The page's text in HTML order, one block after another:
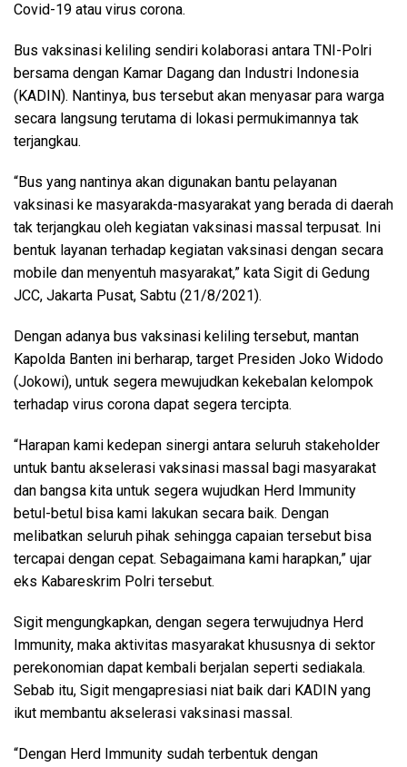
Covid-19 atau virus corona.
Bus vaksinasi keliling sendiri kolaborasi antara TNI-Polri
bersama dengan Kamar Dagang dan Industri Indonesia
(KADIN). Nantinya, bus tersebut akan menyasar para warga
secara langsung terutama di lokasi permukimannya tak
terjangkau.
“Bus yang nantinya akan digunakan bantu pelayanan
vaksinasi ke masyarakda-masyarakat yang berada di daerah
tak terjangkau oleh kegiatan vaksinasi massal terpusat. Ini
bentuk layanan terhadap kegiatan vaksinasi dengan secara
mobile dan menyentuh masyarakat,” kata Sigit di Gedung
JCC, Jakarta Pusat, Sabtu (21/8/2021).
Dengan adanya bus vaksinasi keliling tersebut, mantan
Kapolda Banten ini berharap, target Presiden Joko Widodo
(Jokowi), untuk segera mewujudkan kekebalan kelompok
terhadap virus corona dapat segera tercipta.
“Harapan kami kedepan sinergi antara seluruh stakeholder
untuk bantu akselerasi vaksinasi massal bagi masyarakat
dan bangsa kita untuk segera wujudkan Herd Immunity
betul-betul bisa kami lakukan secara baik. Dengan
melibatkan seluruh pihak sehingga capaian tersebut bisa
tercapai dengan cepat. Sebagaimana kami harapkan,” ujar
eks Kabareskrim Polri tersebut.
Sigit mengungkapkan, dengan segera terwujudnya Herd
Immunity, maka aktivitas masyarakat khususnya di sektor
perekonomian dapat kembali berjalan seperti sediakala.
Sebab itu, Sigit mengapresiasi niat baik dari KADIN yang
ikut membantu akselerasi vaksinasi massal.
“Dengan Herd Immunity sudah terbentuk dengan